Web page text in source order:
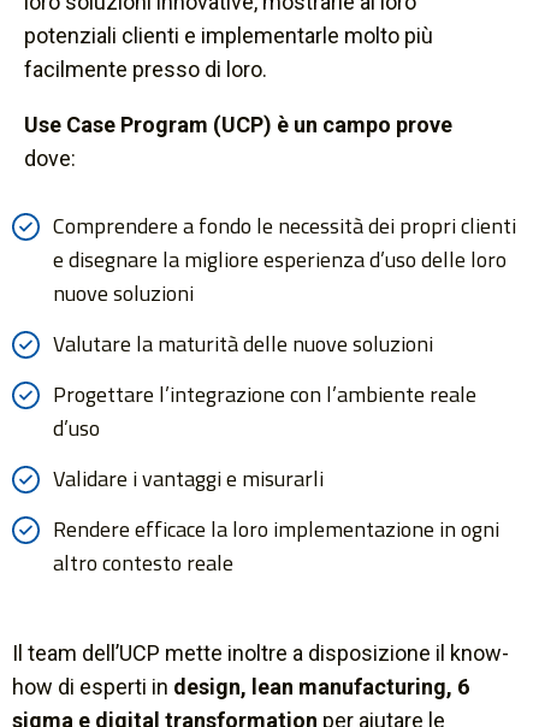
potenziali clienti e implementarle molto più
facilmente presso di loro.
Use Case Program (UCP) è un campo prove
dove:
Comprendere a fondo le necessità dei propri clienti
e disegnare la migliore esperienza d’uso delle loro
nuove soluzioni
Valutare la maturità delle nuove soluzioni
Progettare l’integrazione con l’ambiente reale
d’uso
Validare i vantaggi e misurarli
Rendere efficace la loro implementazione in ogni
altro contesto reale
Il team dell’UCP mette inoltre a disposizione il know-
how di esperti in design, lean manufacturing, 6
sigma e digital transformation per aiutare le